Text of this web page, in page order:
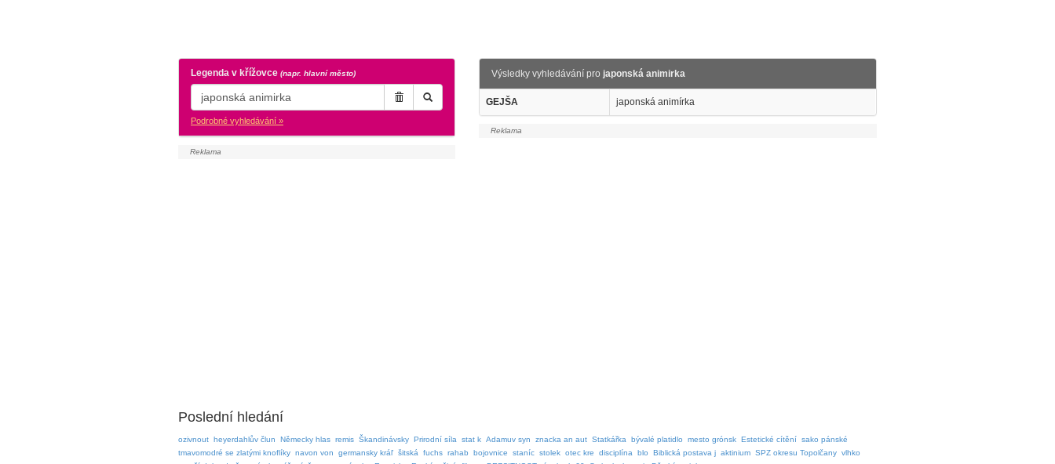
Legenda v křížovce (napr. hlavní město)
Podrobné vyhledávání »
Výsledky vyhledávání pro japonská animirka
GEJŠA japonská animírka
Poslední hledání
ozivnout heyerdahlův člun Německy hlas remis Škandinávsky Prirodní síla stat k Adamuv syn znacka an aut Statkářka bývalé platidlo mesto grónsk Estetické cítění sako pánské
tmavomodré se zlatými knoflíky navon von germansky kráľ šitská fuchs rahab bojovnice staníc stolek otec kre disciplína blo Biblická postava j aktinium SPZ okresu Topolčany vlhko